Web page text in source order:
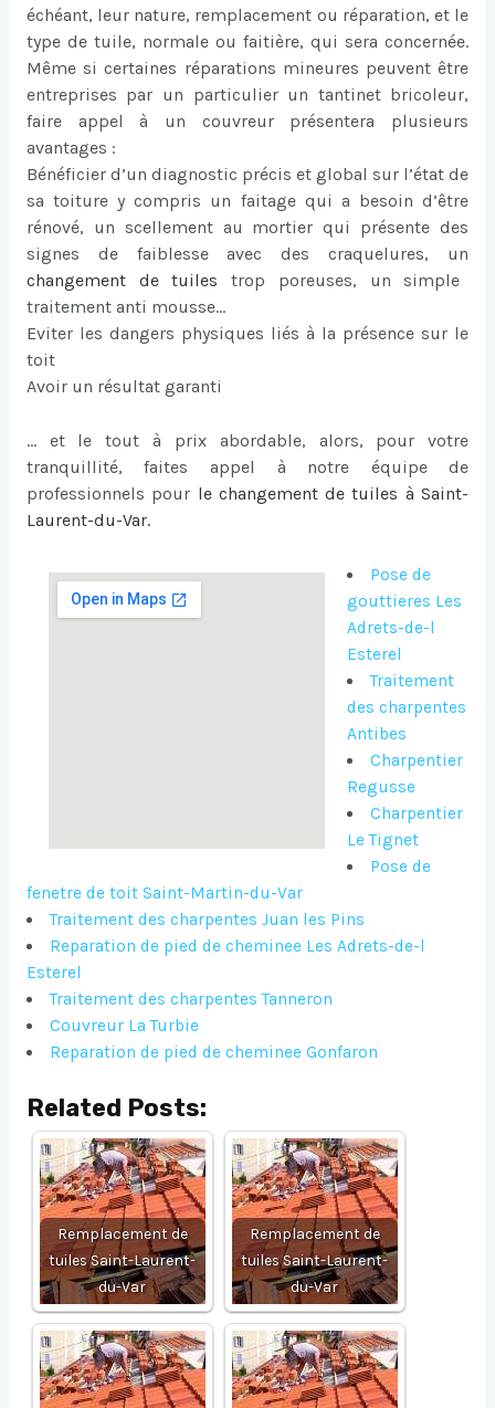
échéant, leur nature, remplacement ou réparation, et le
type de tuile, normale ou faitière, qui sera concernée.
Même si certaines réparations mineures peuvent être
entreprises par un particulier un tantinet bricoleur,
faire appel à un couvreur présentera plusieurs
avantages :
Bénéficier d’un diagnostic précis et global sur l’état de
sa toiture y compris un faitage qui a besoin d’être
rénové, un scellement au mortier qui présente des
signes de faiblesse avec des craquelures, un
changement de tuiles trop poreuses, un simple
traitement anti mousse…
Eviter les dangers physiques liés à la présence sur le
toit
Avoir un résultat garanti
… et le tout à prix abordable, alors, pour votre
tranquillité, faites appel à notre équipe de
professionnels pour le changement de tuiles à Saint-
Laurent-du-Var.
Pose de
gouttieres Les
Adrets-de-l
Esterel
Traitement
des charpentes
Antibes
Charpentier
Regusse
Charpentier
Le Tignet
Pose de
fenetre de toit Saint-Martin-du-Var
Traitement des charpentes Juan les Pins
Reparation de pied de cheminee Les Adrets-de-l
Esterel
Traitement des charpentes Tanneron
Couvreur La Turbie
Reparation de pied de cheminee Gonfaron
Related Posts:
Remplacement de
tuiles Saint-Laurent-
du-Var
Remplacement de
tuiles Saint-Laurent-
du-Var